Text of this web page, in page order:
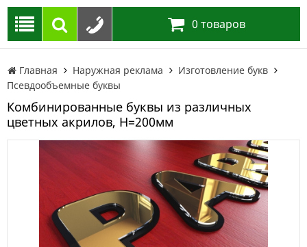
0 товаров
Главная Наружная реклама
Изготовление букв
Псевдообъемные буквы
Комбинированные буквы из различных
цветных акрилов, H=200мм